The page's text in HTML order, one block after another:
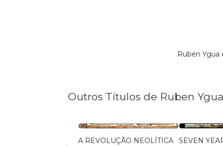
Ruben
Outros Títulos de Ruben Ygua
A REVOLUÇÃO NEOLÍTICA
SEVEN